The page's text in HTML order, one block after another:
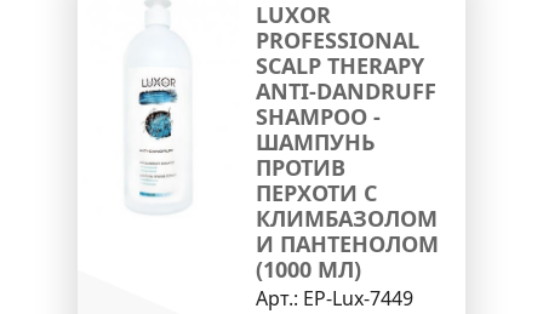
LUXOR
PROFESSIONAL
SCALP THERAPY
ANTI-DANDRUFF
SHAMPOO -
ШАМПУНЬ
ПРОТИВ
ПЕРХОТИ С
КЛИМБАЗОЛОМ
И ПАНТЕНОЛОМ
(1000 МЛ)
Арт.: EP-Lux-7449